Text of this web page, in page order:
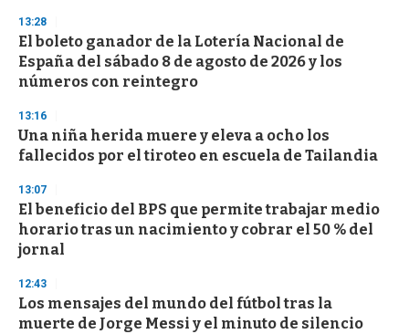
s
e
c
o
n
s
13:28
El boleto ganador de la Lotería Nacional de
España del sábado 8 de agosto de 2026 y los
números con reintegro
13:16
Una niña herida muere y eleva a ocho los
fallecidos por el tiroteo en escuela de Tailandia
13:07
El beneficio del BPS que permite trabajar medio
horario tras un nacimiento y cobrar el 50 % del
jornal
12:43
Los mensajes del mundo del fútbol tras la
muerte de Jorge Messi y el minuto de silencio